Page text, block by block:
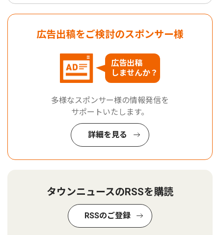
広告出稿をご検討のスポンサー様
広告出稿
しませんか？
多様なスポンサー様の情報発信を
サポートいたします。
詳細を見る
タウンニュースのRSSを購読
RSSのご登録